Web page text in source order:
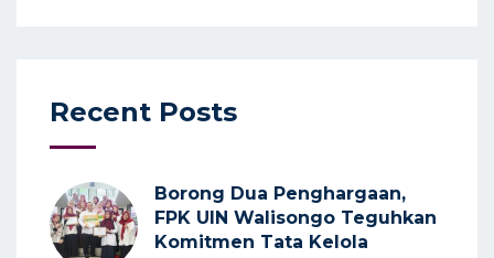
Recent Posts
Borong Dua Penghargaan,
FPK UIN Walisongo Teguhkan
Komitmen Tata Kelola